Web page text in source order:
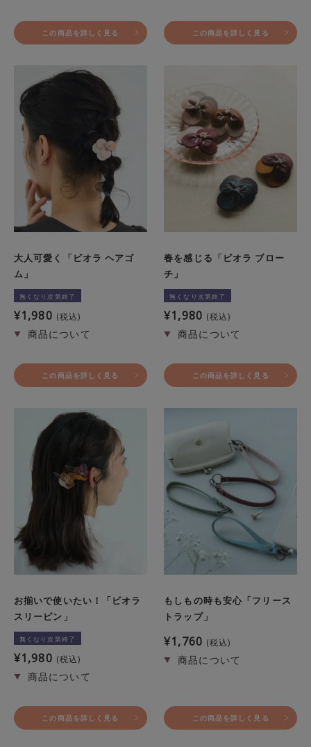
この商品を詳しく見る この商品を詳しく見る
大人可愛く「ビオラ ヘアゴ
ム」
無くなり次第終了
¥1,980 税込
この商品を詳しく見る
春を感じる「ビオラ ブロー
チ」
無くなり次第終了
¥1,980 税込
この商品を詳しく見る
お揃いで使いたい！「ビオラ
スリーピン」
無くなり次第終了
¥1,980 税込
この商品を詳しく見る
もしもの時も安心「フリース
トラップ」
¥1,760 税込
この商品を詳しく見る